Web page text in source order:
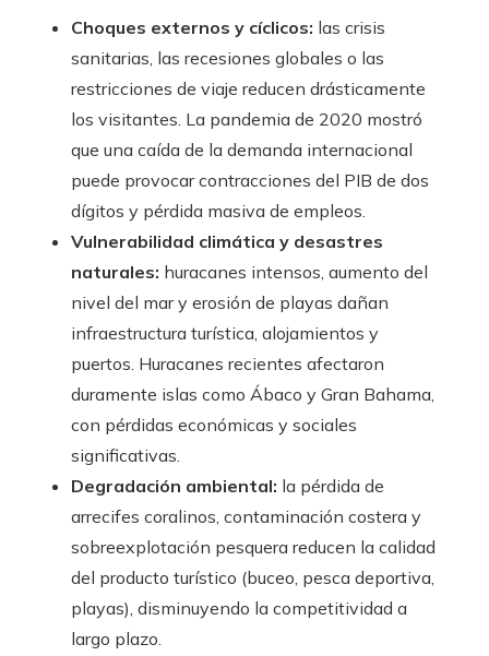
Choques externos y cíclicos: las crisis
sanitarias, las recesiones globales o las
restricciones de viaje reducen drásticamente
los visitantes. La pandemia de 2020 mostró
que una caída de la demanda internacional
puede provocar contracciones del PIB de dos
dígitos y pérdida masiva de empleos.
Vulnerabilidad climática y desastres
naturales: huracanes intensos, aumento del
nivel del mar y erosión de playas dañan
infraestructura turística, alojamientos y
puertos. Huracanes recientes afectaron
duramente islas como Ábaco y Gran Bahama,
con pérdidas económicas y sociales
significativas.
Degradación ambiental: la pérdida de
arrecifes coralinos, contaminación costera y
sobreexplotación pesquera reducen la calidad
del producto turístico (buceo, pesca deportiva,
playas), disminuyendo la competitividad a
largo plazo.